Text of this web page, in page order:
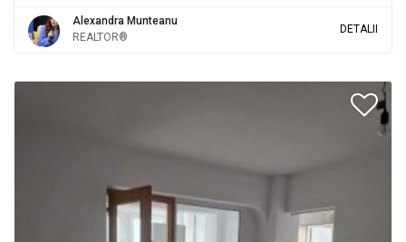
Alexandra Munteanu
REALTOR®
DETALII